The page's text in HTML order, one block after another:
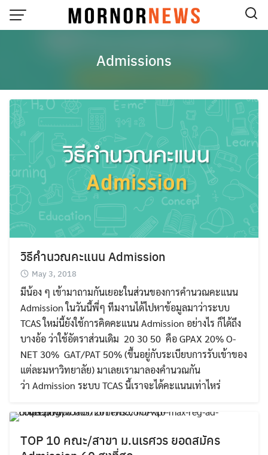
Skip
Admissions
วิธีคำนวณคะแนน Admission
May 3, 2018
มีน้อง ๆ เข้ามาถามกันเยอะในส่วนของการคำนวณคะแนน
Admission ในวันนี้พี่ๆ ทีมงานได้ไปหาข้อมูลมาว่าระบบ
TCAS ใหม่นี้ยังใช้การคิดคะแนน Admission อย่างไร ก็ได้ถึง
บางอ้อ ว่าใช้อัตราส่วนเดิม 20 30 50 คือ GPAX 20% O-
NET 30% GAT/PAT 50% (ขึ้นอยู่กับระเบียบการรับเข้าของ
แต่ละมหาวิทยาลัย) มาเลยเรามาลองคำนวณกัน
ว่า Admission ระบบ TCAS นี้เราจะได้คะแนนเท่าไหร่
TOP 10 คณะ/สาขา ม.นเรศวร ยอดสมัคร